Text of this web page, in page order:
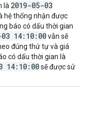
là 2019-05-03
hệ thống nhận được
báo có dấu thời gian
14:10:00vẫn sẽ
đúng thứ tự và giá
có dấu thời gian là
14:10:00sẽ được sử